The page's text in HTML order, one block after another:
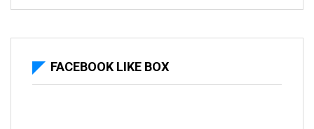
FACEBOOK LIKE BOX